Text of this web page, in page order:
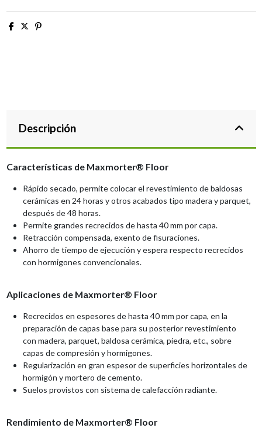
Descripción
Características de Maxmorter® Floor
Rápido secado, permite colocar el revestimiento de baldosas
cerámicas en 24 horas y otros acabados tipo madera y parquet,
después de 48 horas.
Permite grandes recrecidos de hasta 40 mm por capa.
Retracción compensada, exento de fisuraciones.
Ahorro de tiempo de ejecución y espera respecto recrecidos
con hormigones convencionales.
Aplicaciones de Maxmorter® Floor
Recrecidos en espesores de hasta 40 mm por capa, en la
preparación de capas base para su posterior revestimiento
con madera, parquet, baldosa cerámica, piedra, etc., sobre
capas de compresión y hormigones.
Regularización en gran espesor de superficies horizontales de
hormigón y mortero de cemento.
Suelos provistos con sistema de calefacción radiante.
Rendimiento de Maxmorter® Floor